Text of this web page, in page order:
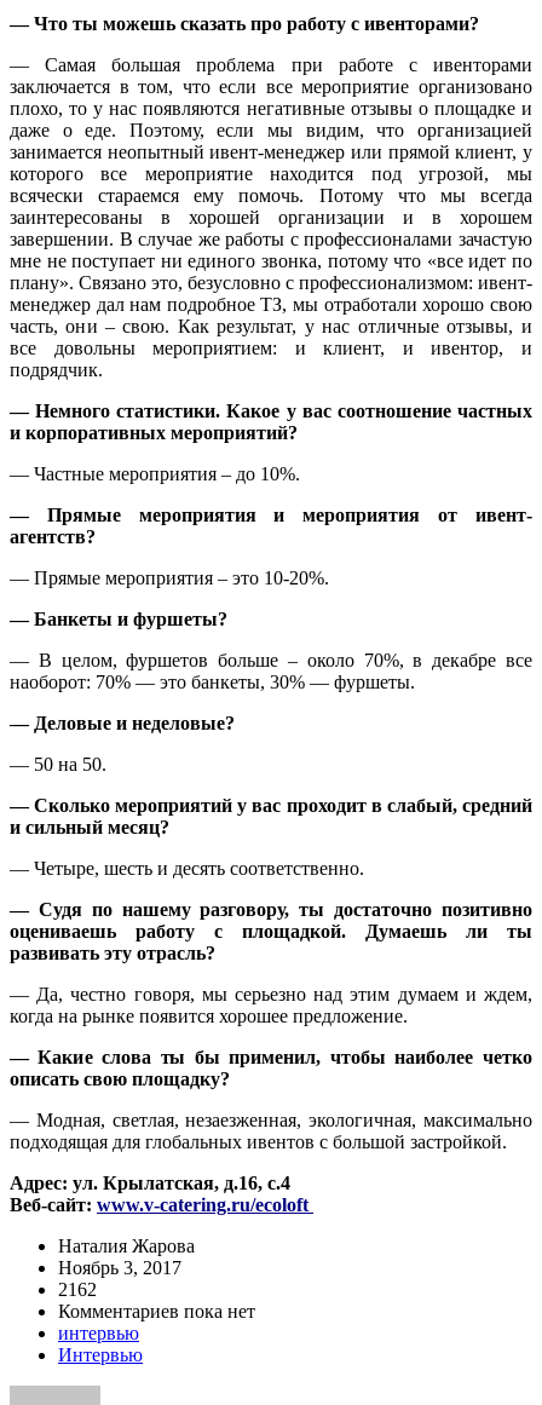
— Что ты можешь сказать про работу с ивенторами?
— Самая большая проблема при работе с ивенторами
заключается в том, что если все мероприятие организовано
плохо, то у нас появляются негативные отзывы о площадке и
даже о еде. Поэтому, если мы видим, что организацией
занимается неопытный ивент-менеджер или прямой клиент, у
которого все мероприятие находится под угрозой, мы
всячески стараемся ему помочь. Потому что мы всегда
заинтересованы в хорошей организации и в хорошем
завершении. В случае же работы с профессионалами зачастую
мне не поступает ни единого звонка, потому что «все идет по
плану». Связано это, безусловно с профессионализмом: ивент-
менеджер дал нам подробное ТЗ, мы отработали хорошо свою
часть, они – свою. Как результат, у нас отличные отзывы, и
все довольны мероприятием: и клиент, и ивентор, и
подрядчик.
— Немного статистики. Какое у вас соотношение частных
и корпоративных мероприятий?
— Частные мероприятия – до 10%.
— Прямые мероприятия и мероприятия от ивент-
агентств?
— Прямые мероприятия – это 10-20%.
— Банкеты и фуршеты?
— В целом, фуршетов больше – около 70%, в декабре все
наоборот: 70% — это банкеты, 30% — фуршеты.
— Деловые и неделовые?
— 50 на 50.
— Сколько мероприятий у вас проходит в слабый, средний
и сильный месяц?
— Четыре, шесть и десять соответственно.
— Судя по нашему разговору, ты достаточно позитивно
оцениваешь работу с площадкой. Думаешь ли ты
развивать эту отрасль?
— Да, честно говоря, мы серьезно над этим думаем и ждем,
когда на рынке появится хорошее предложение.
— Какие слова ты бы применил, чтобы наиболее четко
описать свою площадку?
— Модная, светлая, незаезженная, экологичная, максимально
подходящая для глобальных ивентов с большой застройкой.
Адрес: ул. Крылатская, д.16, с.4
Веб-сайт: www.v-catering.ru/ecoloft
Наталия Жарова
Ноябрь 3, 2017
2162
Комментариев пока нет
интервью
Интервью